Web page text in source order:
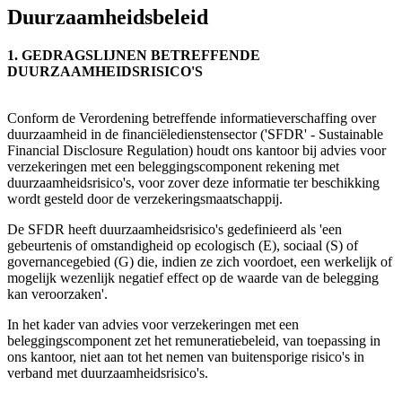
Duurzaamheidsbeleid
1. GEDRAGSLIJNEN BETREFFENDE
DUURZAAMHEIDSRISICO'S
Conform de Verordening betreffende informatieverschaffing over
duurzaamheid in de financiëledienstensector ('SFDR' - Sustainable
Financial Disclosure Regulation) houdt ons kantoor bij advies voor
verzekeringen met een beleggingscomponent rekening met
duurzaamheidsrisico's, voor zover deze informatie ter beschikking
wordt gesteld door de verzekeringsmaatschappij.
De SFDR heeft duurzaamheidsrisico's gedefinieerd als 'een
gebeurtenis of omstandigheid op ecologisch (E), sociaal (S) of
governancegebied (G) die, indien ze zich voordoet, een werkelijk of
mogelijk wezenlijk negatief effect op de waarde van de belegging
kan veroorzaken'.
In het kader van advies voor verzekeringen met een
beleggingscomponent zet het remuneratiebeleid, van toepassing in
ons kantoor, niet aan tot het nemen van buitensporige risico's in
verband met duurzaamheidsrisico's.